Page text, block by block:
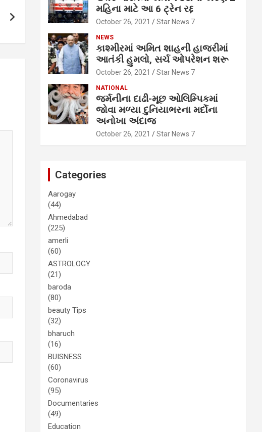
મહિના માટે આ 6 ટ્રેન રદ્દ
October 26, 2021 Star News 7
NEWS
કાશ્મીરમાં અમિત શાહની હાજરીમાં
આતંકી હુમલો, સર્ચ ઓપરેશન શરૂ
October 26, 2021 Star News 7
NATIONAL
જર્મનીના દાઢી-મૂછ ઓલિમ્પિકમાં
જોવા મળ્યા દુનિયાભરના મર્દોના
અનોખા અંદાજ
October 26, 2021 Star News 7
Categories
Aarogay
(44)
Ahmedabad
(225)
amerli
(60)
ASTROLOGY
(21)
baroda
(80)
beauty Tips
(32)
bharuch
(16)
BUISNESS
(60)
Coronavirus
(95)
Documentaries
(49)
Education